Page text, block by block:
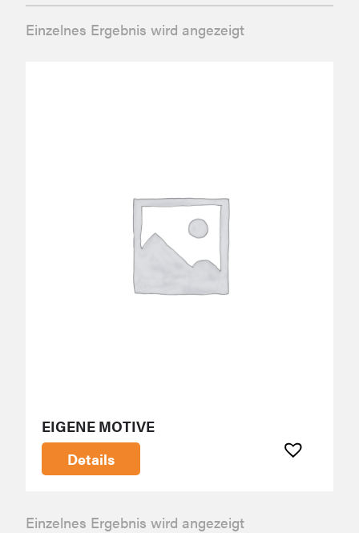
Einzelnes Ergebnis wird angezeigt
EIGENE MOTIVE
Details
Einzelnes Ergebnis wird angezeigt